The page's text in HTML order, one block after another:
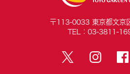
〒113-0033 東京都文京
TEL：03-3811-